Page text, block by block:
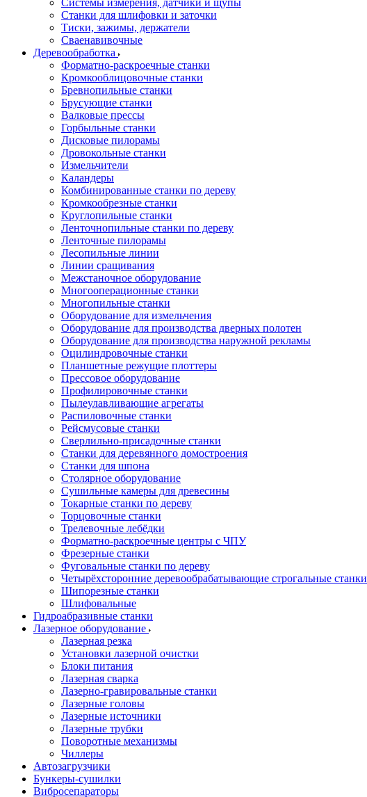
Системы измерения, датчики и щупы
Станки для шлифовки и заточки
Тиски, зажимы, держатели
Cваенавивочные
Деревообработка
Форматно-раскроечные станки
Кромкооблицовочные станки
Бревнопильные станки
Брусующие станки
Валковые прессы
Горбыльные станки
Дисковые пилорамы
Дровокольные станки
Измельчители
Каландеры
Комбинированные станки по дереву
Кромкообрезные станки
Круглопильные станки
Ленточнопильные станки по дереву
Ленточные пилорамы
Лесопильные линии
Линии сращивания
Межстаночное оборудование
Многооперационные станки
Многопильные станки
Оборудование для измельчения
Оборудование для производства дверных полотен
Оборудование для производства наружной рекламы
Оцилиндровочные станки
Планшетные режущие плоттеры
Прессовое оборудование
Профилировочные станки
Пылеулавливающие агрегаты
Распиловочные станки
Рейсмусовые станки
Сверлильно-присадочные станки
Станки для деревянного домостроения
Станки для шпона
Столярное оборудование
Сушильные камеры для древесины
Токарные станки по дереву
Торцовочные станки
Трелевочные лебёдки
Форматно-раскроечные центры с ЧПУ
Фрезерные станки
Фуговальные станки по дереву
Четырёхсторонние деревообрабатывающие строгальные станки
Шипорезные станки
Шлифовальные
Гидроабразивные станки
Лазерное оборудование
Лазерная резка
Установки лазерной очистки
Блоки питания
Лазерная сварка
Лазерно-гравировальные станки
Лазерные головы
Лазерные источники
Лазерные трубки
Поворотные механизмы
Чиллеры
Автозагрузчики
Бункеры-сушилки
Вибросепараторы